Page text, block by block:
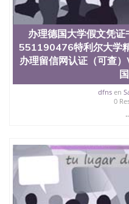
6、客户确认收到结果，
学院的毕业证成绩单所
结构（包括：水印，阴
银，LOGO烫金烫银复合
镭射，紫外荧光，温感
对照。质量得到了广大
海外学校留学中介， 同
各大院校的（毕业证，
业证，录取通知书，在
新信息， 能够在时间掌
们在保证合理定价的同
质和效率不断优化，为
咨询顾问：Sam q/微信
信:551190476办理毕业
知书，雅思，留学回国证
办理德国大学假文凭
551190476特利尔大学
办理留信网认证（可查
dfnsen
0